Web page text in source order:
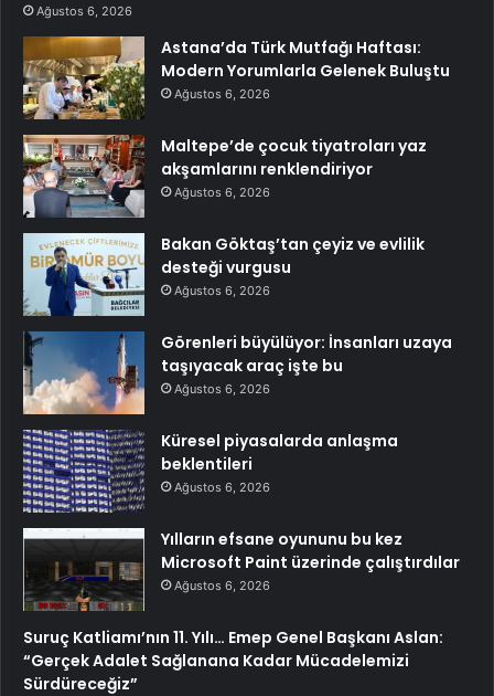
Ağustos 6, 2026
Astana’da Türk Mutfağı Haftası:
Modern Yorumlarla Gelenek Buluştu
Ağustos 6, 2026
Maltepe’de çocuk tiyatroları yaz
akşamlarını renklendiriyor
Ağustos 6, 2026
Bakan Göktaş’tan çeyiz ve evlilik
desteği vurgusu
Ağustos 6, 2026
Görenleri büyülüyor: İnsanları uzaya
taşıyacak araç işte bu
Ağustos 6, 2026
Küresel piyasalarda anlaşma
beklentileri
Ağustos 6, 2026
Yılların efsane oyununu bu kez
Microsoft Paint üzerinde çalıştırdılar
Ağustos 6, 2026
Suruç Katliamı’nın 11. Yılı… Emep Genel Başkanı Aslan:
“Gerçek Adalet Sağlanana Kadar Mücadelemizi
Sürdüreceğiz”